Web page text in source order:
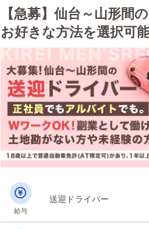
【急募】仙台～山形間
お好きな方法を選択可
なので、副業として働
給与
送迎ドライバー